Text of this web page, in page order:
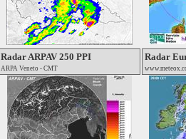
Radar ARPAV 250 PPI
ARPA Veneto - CMT
Radar